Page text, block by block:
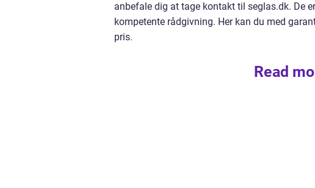
anbefale dig at tage kontakt til seglas.dk. De
kompetente rådgivning. Her kan du med
pris.
Read